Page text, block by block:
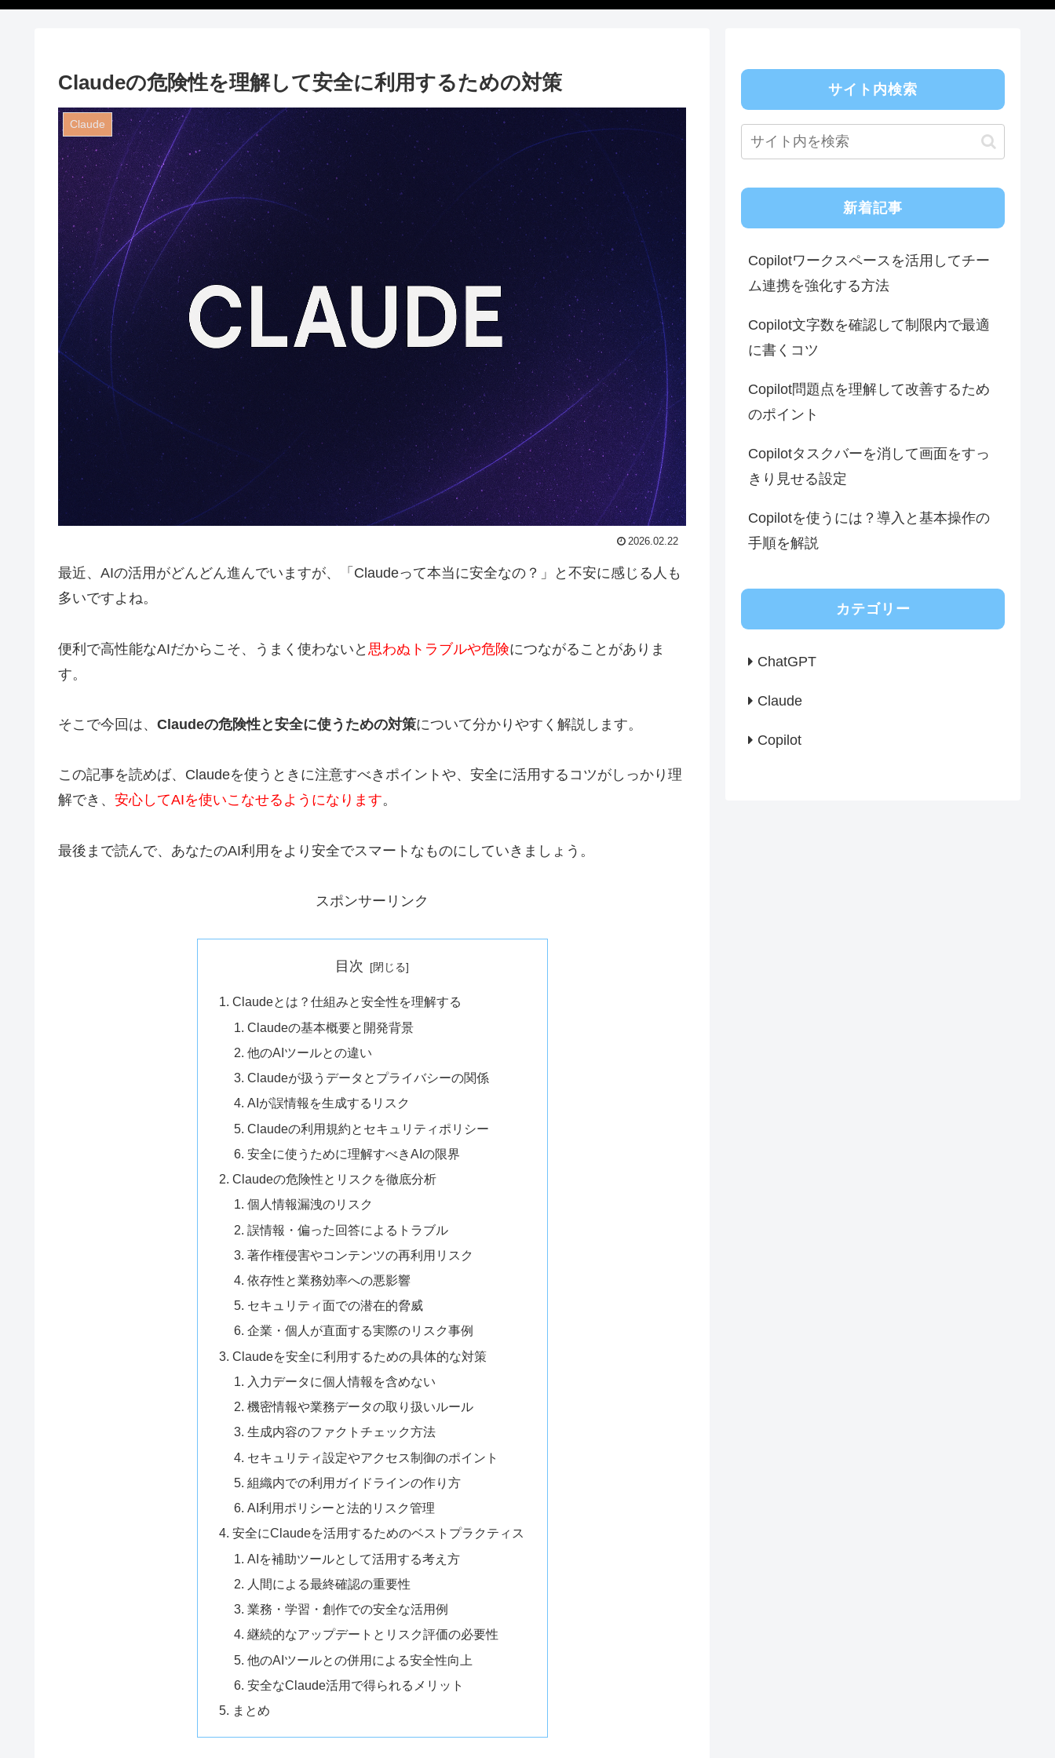
Claudeの危険性を理解して安全に利用するための対策
Claude
2026.02.22
最近、AIの活用がどんどん進んでいますが、「Claudeって本当に安全なの？」と不安に感じる人も
多いですよね。
便利で高性能なAIだからこそ、うまく使わないと 思わぬトラブルや危険につながることがありま
す。
そこで今回は、 Claudeの危険性と安全に使うための対策について分かりやすく解説します。
この記事を読めば、Claudeを使うときに注意すべきポイントや、安全に活用するコツがしっかり理
解でき、 安心してAIを使いこなせるようになります。
最後まで読んで、あなたのAI利用をより安全でスマートなものにしていきましょう。
スポンサーリンク
目次
Claudeとは？仕組みと安全性を理解する
Claudeの基本概要と開発背景
他のAIツールとの違い
Claudeが扱うデータとプライバシーの関係
AIが誤情報を生成するリスク
Claudeの利用規約とセキュリティポリシー
安全に使うために理解すべきAIの限界
Claudeの危険性とリスクを徹底分析
個人情報漏洩のリスク
誤情報・偏った回答によるトラブル
著作権侵害やコンテンツの再利用リスク
依存性と業務効率への悪影響
セキュリティ面での潜在的脅威
企業・個人が直面する実際のリスク事例
Claudeを安全に利用するための具体的な対策
入力データに個人情報を含めない
機密情報や業務データの取り扱いルール
生成内容のファクトチェック方法
セキュリティ設定やアクセス制御のポイント
組織内での利用ガイドラインの作り方
AI利用ポリシーと法的リスク管理
安全にClaudeを活用するためのベストプラクティス
AIを補助ツールとして活用する考え方
人間による最終確認の重要性
業務・学習・創作での安全な活用例
継続的なアップデートとリスク評価の必要性
他のAIツールとの併用による安全性向上
安全なClaude活用で得られるメリット
まとめ
サイト内検索
新着記事
Copilotワークスペースを活用してチー
ム連携を強化する方法
Copilot文字数を確認して制限内で最適
に書くコツ
Copilot問題点を理解して改善するため
のポイント
Copilotタスクバーを消して画面をすっ
きり見せる設定
Copilotを使うには？導入と基本操作の
手順を解説
カテゴリー
ChatGPT
Claude
Copilot